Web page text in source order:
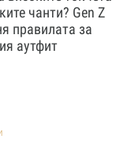
чанти? Gen Z
правилата за
аутфит